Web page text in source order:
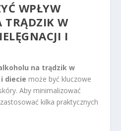
WPŁYW
TRĄDZIK W
I
na trądzik w
diecie może być kluczowe
Aby minimalizować
kilka praktycznych